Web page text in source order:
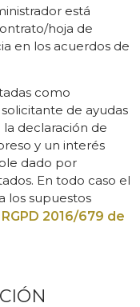
está
hoja de
en los acuerdos de
como
de ayudas
declaración de
y un interés
dado por
En todo caso el
los supuestos
2016/679 de